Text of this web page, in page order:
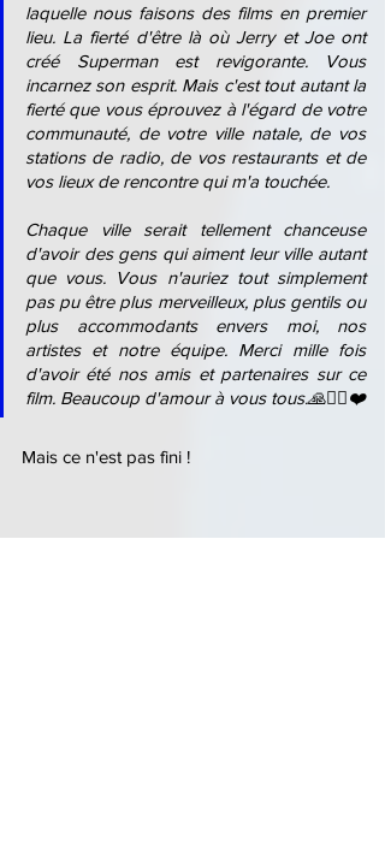
laquelle nous faisons des films en premier
lieu. La fierté d'être là où Jerry et Joe ont
créé Superman est revigorante. Vous
incarnez son esprit. Mais c'est tout autant la
fierté que vous éprouvez à l'égard de votre
communauté, de votre ville natale, de vos
stations de radio, de vos restaurants et de
vos lieux de rencontre qui m'a touchée.
Chaque ville serait tellement chanceuse
d'avoir des gens qui aiment leur ville autant
que vous. Vous n'auriez tout simplement
pas pu être plus merveilleux, plus gentils ou
plus accommodants envers moi, nos
artistes et notre équipe. Merci mille fois
d'avoir été nos amis et partenaires sur ce
film. Beaucoup d'amour à vous tous.🙏🧜‍♂️❤️
Mais ce n'est pas fini !